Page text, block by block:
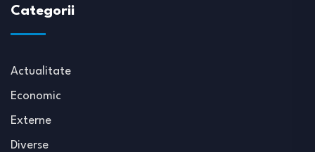
Categorii
Actualitate
Economic
Externe
Diverse